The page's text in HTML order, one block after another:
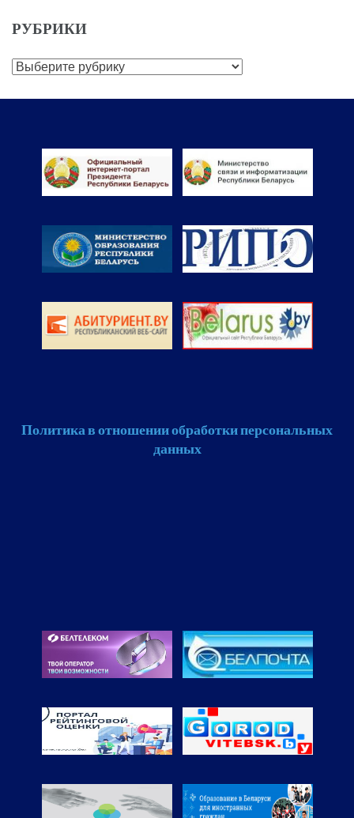
РУБРИКИ
Рубрики
Политика в отношении обработки персональных
данных